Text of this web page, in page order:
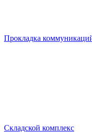
Прокладка
Складской комплекс